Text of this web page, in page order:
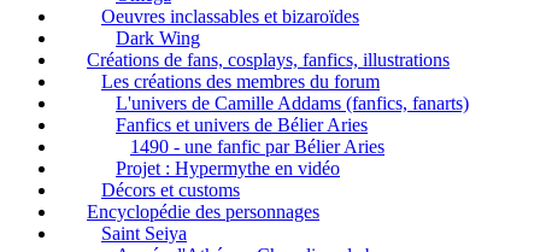
Oeuvres inclassables et bizaroïdes
Dark Wing
Créations de fans, cosplays, fanfics, illustrations
Les créations des membres du forum
L'univers de Camille Addams (fanfics, fanarts)
Fanfics et univers de Bélier Aries
1490 - une fanfic par Bélier Aries
Projet : Hypermythe en vidéo
Décors et customs
Encyclopédie des personnages
Saint Seiya